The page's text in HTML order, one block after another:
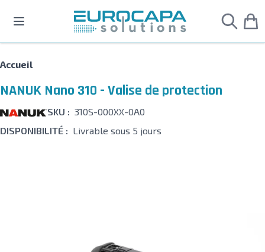
Accueil
NANUK Nano 310 - Valise de protection
SKU : 310S-000XX-0A0
DISPONIBILITÉ : Livrable sous 5 jours